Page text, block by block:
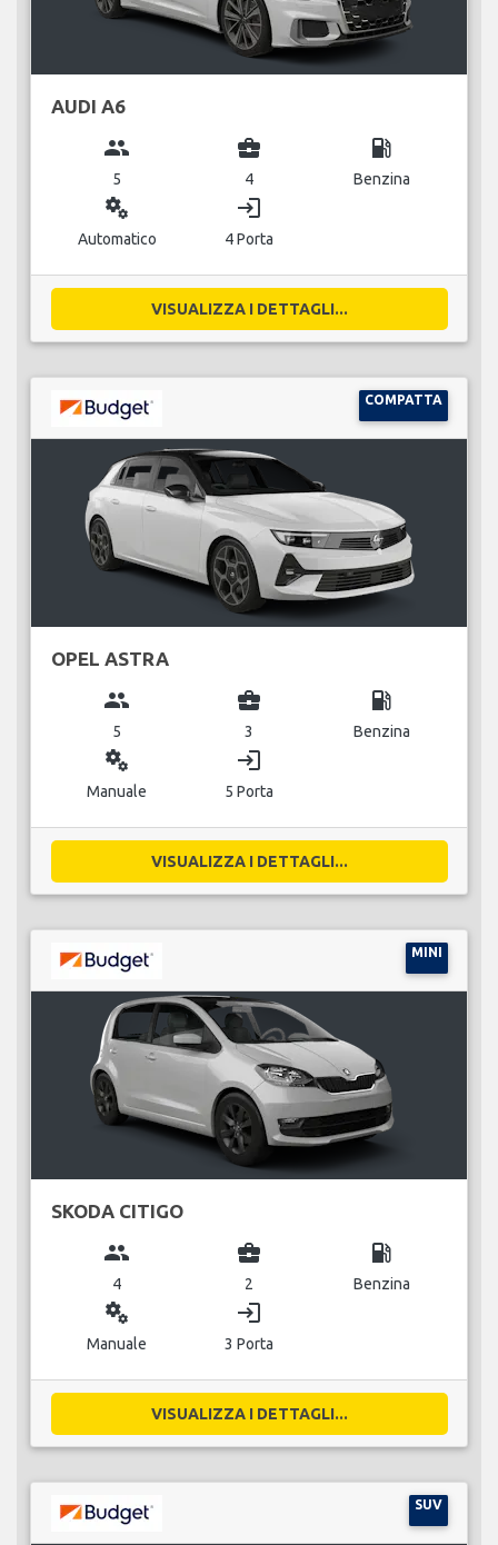
AUDI A6
group
5
business_center
4
local_gas_station
Benzina
miscellaneous_services
Automatico
login
4 Porta
VISUALIZZA I DETTAGLI...
COMPATTA
OPEL ASTRA
group
5
business_center
3
local_gas_station
Benzina
miscellaneous_services
Manuale
login
5 Porta
VISUALIZZA I DETTAGLI...
MINI
SKODA CITIGO
group
4
business_center
2
local_gas_station
Benzina
miscellaneous_services
Manuale
login
3 Porta
VISUALIZZA I DETTAGLI...
SUV